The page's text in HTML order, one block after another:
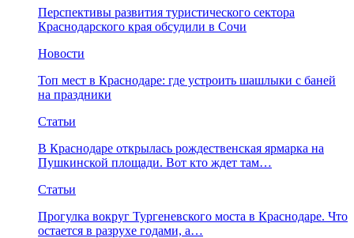
Перспективы развития туристического сектора
Краснодарского края обсудили в Сочи
Новости
Топ мест в Краснодаре: где устроить шашлыки с баней
на праздники
Статьи
В Краснодаре открылась рождественская ярмарка на
Пушкинской площади. Вот кто ждет там…
Статьи
Прогулка вокруг Тургеневского моста в Краснодаре. Что
остается в разрухе годами, а…